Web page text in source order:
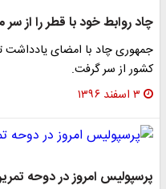
چاد روابط خود با قطر را از سر
جمهوری چاد با امضای یادداشت
کشور از سر گرفت.
۳ اسفند ۱۳۹۶
پرسپولیس امروز در دوحه